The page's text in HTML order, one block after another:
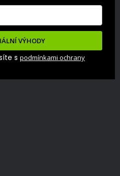
VÝHODY
s podmínkami ochrany